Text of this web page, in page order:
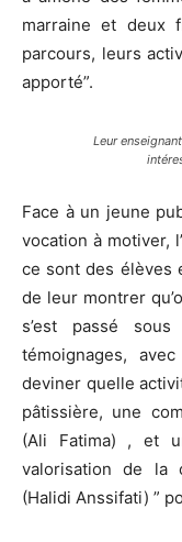
marraine et deux
parcours, leurs
apporté”.
Leur
Face à un jeune
vocation à motiver,
ce sont des élèves
de leur montrer
s’est passé
témoignages,
deviner quelle
pâtissière, une
(Ali Fatima) , et
valorisation de la
(Halidi Anssifati) ”